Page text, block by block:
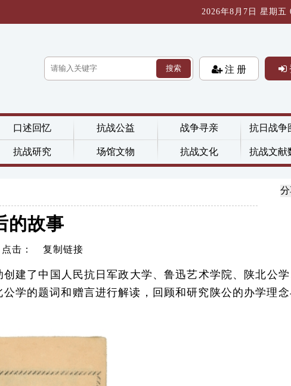
2026年8月7日 星期五
搜索 注 册
口述回忆 抗战公益 战争寻亲 抗日战争
抗战研究 场馆文物 抗战文化 抗战文献
的故事
击： 复制链接
了中国人民抗日军政大学、鲁迅艺术学院、陕北公
学的题词和赠言进行解读，回顾和研究陕公的办学理